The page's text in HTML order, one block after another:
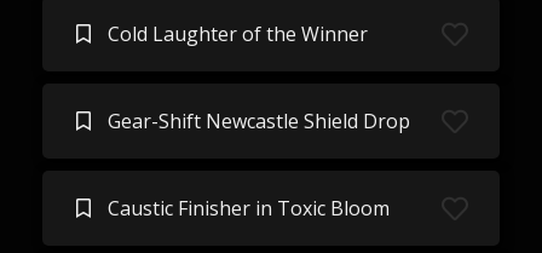
Cold Laughter of the Winner
Gear-Shift Newcastle Shield Drop
Caustic Finisher in Toxic Bloom